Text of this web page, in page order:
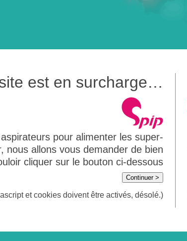
est en surcharge…
pour alimenter les super-
nous allons vous demander de bien
cliquer sur le bouton ci-dessous
Continuer >
et cookies doivent être activés, désolé.)